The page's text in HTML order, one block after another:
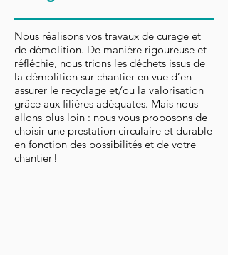
Nous réalisons vos travaux de curage et
de démolition. De manière rigoureuse et
réfléchie, nous trions les déchets issus de
la démolition sur chantier en vue d’en
assurer le recyclage et/ou la valorisation
grâce aux filières adéquates. Mais nous
allons plus loin : nous vous proposons de
choisir une prestation circulaire et durable
en fonction des possibilités et de votre
chantier !